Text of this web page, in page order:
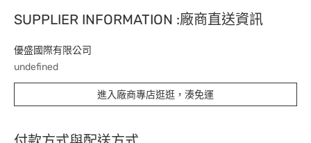
SUPPLIER INFORMATION :廠商直送資訊
優盛國際有限公司
undefined
進入廠商專店逛逛，湊免運